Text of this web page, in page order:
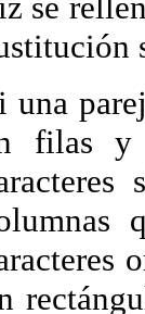
una
filas y